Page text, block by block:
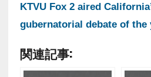
KTVU Fox 2 aired
gubernatorial debate of the
関連記事: